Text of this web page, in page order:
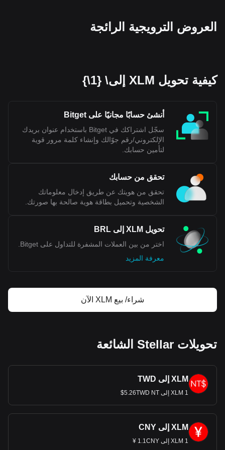
العروض الترويجية الرائجة
كيفية تحويل XLM إلى\ {1\}
أنشئ حسابًا مجانيًا على Bitget
سجّل اشتراكك في Bitget باستخدام عنوان بريدك
الإلكتروني/رقم جوّالك وإنشاء كلمة مرور قوية
لتأمين حسابك.
تحقق من حسابك
تحقق من هويتك عن طريق إدخال معلوماتك
الشخصية وتحميل بطاقة هوية صالحة بها صورتك.
تحويل XLM إلى BRL
اختر من بين العملات المشفرة للتداول على Bitget.
معرفة المزيد
شراء/ بيع XLM الآن
تحويلات Stellar الشائعة
XLM إلى TWD
1 XLM إلى 5.26TWD NT$
XLM إلى CNY
1 XLM إلى 1.1CNY ¥